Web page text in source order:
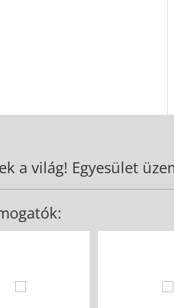
a világ! Egyesület